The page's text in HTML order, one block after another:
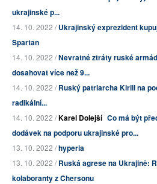
ukrajinské p...
14. 10. 2022 /Ukrajinský exprezident
Spartan
14. 10. 2022 /Nevratné ztráty ruské
dosahovat více než 9...
14. 10. 2022 /Ruský patriarcha Kirill na
radikální...
14. 10. 2022 /Karel Dolejší Co má být
dodávek na podporu ukrajinské pro...
13. 10. 2022 /hyperia
13. 10. 2022 /Ruská agrese na Ukrajině:
kolaboranty z Chersonu